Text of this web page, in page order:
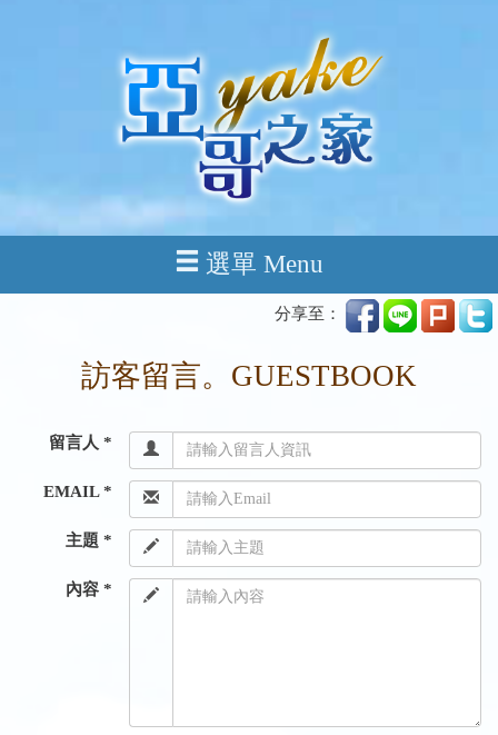
選單 Menu
分享至：
訪客留言。GUESTBOOK
留言人 *
EMAIL *
主題 *
內容 *